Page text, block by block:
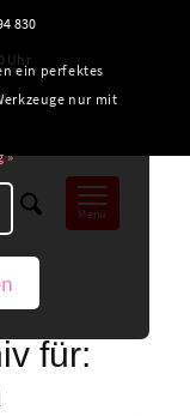
830
Uhr
Menü
für:
ein perfektes
nur mit
»